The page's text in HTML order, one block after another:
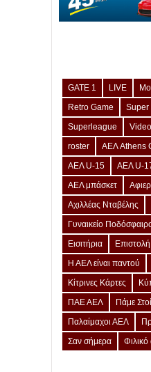
GATE 1 LIVE
Retro Game
Super
Superleague
Video
roster
ΑΕΛ Athens
ΑΕΛ U-15
ΑΕΛ U-
ΑΕΛ μπάσκετ
Αχιλλέας Νταβέλης
Γυναικείο
Εισιτήρια
Επιστολή
Η ΑΕΛ είναι παντού
Κίτρινες Κάρτες
ΠΑΕ ΑΕΛ
Πάμε
Παλαίμαχοι ΑΕΛ
Σαν σήμερα